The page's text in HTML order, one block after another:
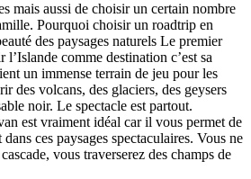
mais aussi de choisir un certain nombre
Pourquoi choisir un roadtrip en
des paysages naturels Le premier
comme destination c’est sa
un immense terrain de jeu pour les
des volcans, des glaciers, des geysers
noir. Le spectacle est partout.
est vraiment idéal car il vous permet de
ces paysages spectaculaires. Vous ne
vous traverserez des champs de